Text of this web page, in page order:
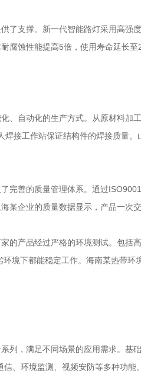
了支撑。新一代智能路灯采用高
腐蚀性能提高5倍，使用寿命延长至
、自动化的生产方式。从原材料
焊接工作站保证结构件的焊接质量
完善的质量管理体系。通过
某企业的质量数据显示，产品一次
的产品经过严格的环境测试。包
境下都能稳定工作。海南某热带
列，满足不同场景的应用需求。
、环境监测、视频安防等多种功